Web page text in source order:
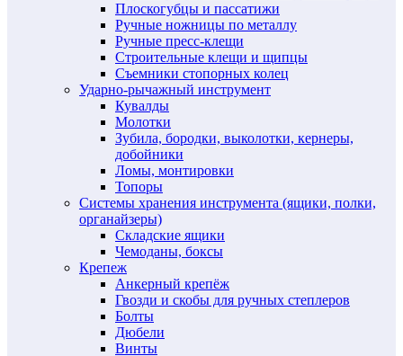
Плоскогубцы и пассатижи
Ручные ножницы по металлу
Ручные пресс-клещи
Строительные клещи и щипцы
Съемники стопорных колец
Ударно-рычажный инструмент
Кувалды
Молотки
Зубила, бородки, выколотки, кернеры,
добойники
Ломы, монтировки
Топоры
Системы хранения инструмента (ящики, полки,
органайзеры)
Складские ящики
Чемоданы, боксы
Крепеж
Анкерный крепёж
Гвозди и скобы для ручных степлеров
Болты
Дюбели
Винты